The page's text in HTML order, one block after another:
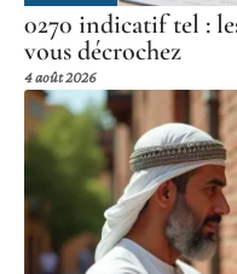
0270 indicatif tel :
vous décrochez
4 août 2026